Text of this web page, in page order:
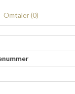
Omtaler (0)